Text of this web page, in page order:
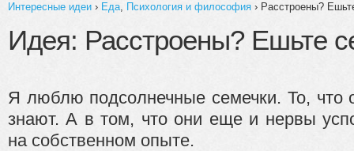
Вы здесь
Интересные идеи › Еда, Психология и философия › Расстроены?
Идея: Расстроены? Ешьте
Я люблю подсолнечные семечки. То, что
знают. А в том, что они еще и нервы
на собственном опыте.